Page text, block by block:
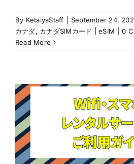
By KetaiyaStaff September 24,
カナダ, カナダSIMカード | eSIM
0
Read More